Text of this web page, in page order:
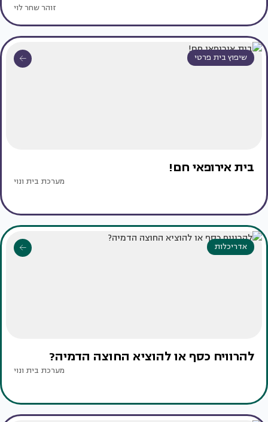
זוהר שחר לוי
שיפוץ בית פרטי
בית אירופאי חם!
מערכת בית ונוי
אדריכלות
להרוויח כסף או להוציא החוצה הדמיה?
מערכת בית ונוי